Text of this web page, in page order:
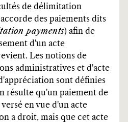
de délimitation
des paiements dits
payments) afin de
d'un acte
Les notions de
administratives et d'acte
sont définies
résulte qu'un paiement de
en vue d'un acte
a droit, mais que cet acte